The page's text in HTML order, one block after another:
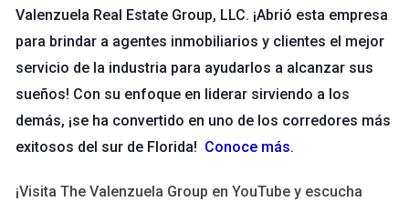
Publicaciones educativas que ofrezcan soluciones a
problemas comunes.
Videos cortos que muestren tus productos o servicios
en acción.
Infografías que presenten datos interesantes sobre tu
industria.
has hecho una diferencia.
Valenzuela Real Estate Group, LLC. ¡Abrió esta empresa
para brindar a agentes inmobiliarios y clientes el mejor
servicio de la industria para ayudarlos a alcanzar sus
sueños! Con su enfoque en liderar sirviendo a los
demás, ¡se ha convertido en uno de los corredores más
exitosos del sur de Florida! Conoce más.
¡Visita The Valenzuela Group en YouTube y escucha